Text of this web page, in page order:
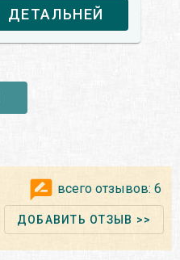
ДЕТАЛЬНЕЙ
всего отзывов: 6
ДОБАВИТЬ ОТЗЫВ >>